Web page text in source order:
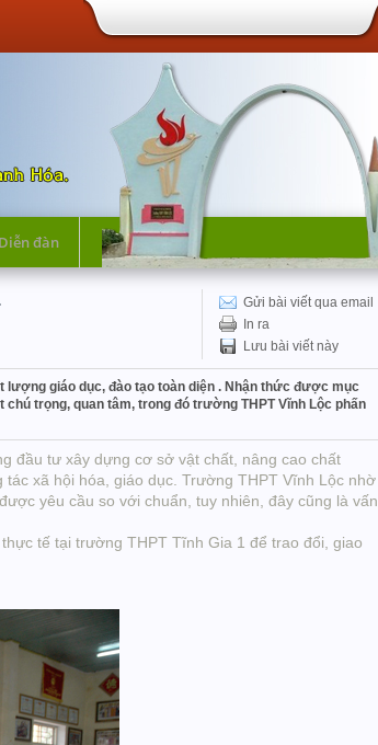
Diễn đàn
Gửi bài viết qua email
In ra
Lưu bài viết này
lượng giáo dục, đào tạo toàn diện . Nhận thức được mục
trọng, quan tâm, trong đó trường THPT Vĩnh Lộc phấn
đầu tư xây dựng cơ sở vật chất, nâng cao chất
xã hội hóa, giáo dục. Trường THPT Vĩnh Lộc nhờ
yêu cầu so với chuẩn, tuy nhiên, đây cũng là vấn
tế tại trường THPT Tĩnh Gia 1 để trao đổi, giao